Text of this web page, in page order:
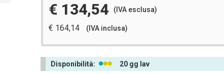
€ 134,54 (IVA esclusa)
€ 164,14 (IVA inclusa)
Disponibilità: 20 gg lav